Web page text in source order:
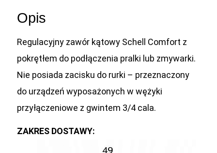
Opis
Regulacyjny zawór kątowy Schell Comfort z
pokrętłem do podłączenia pralki lub zmywarki.
Nie posiada zacisku do rurki – przeznaczony
do urządzeń wyposażonych w wężyki
przyłączeniowe z gwintem 3/4 cala.
ZAKRES DOSTAWY: